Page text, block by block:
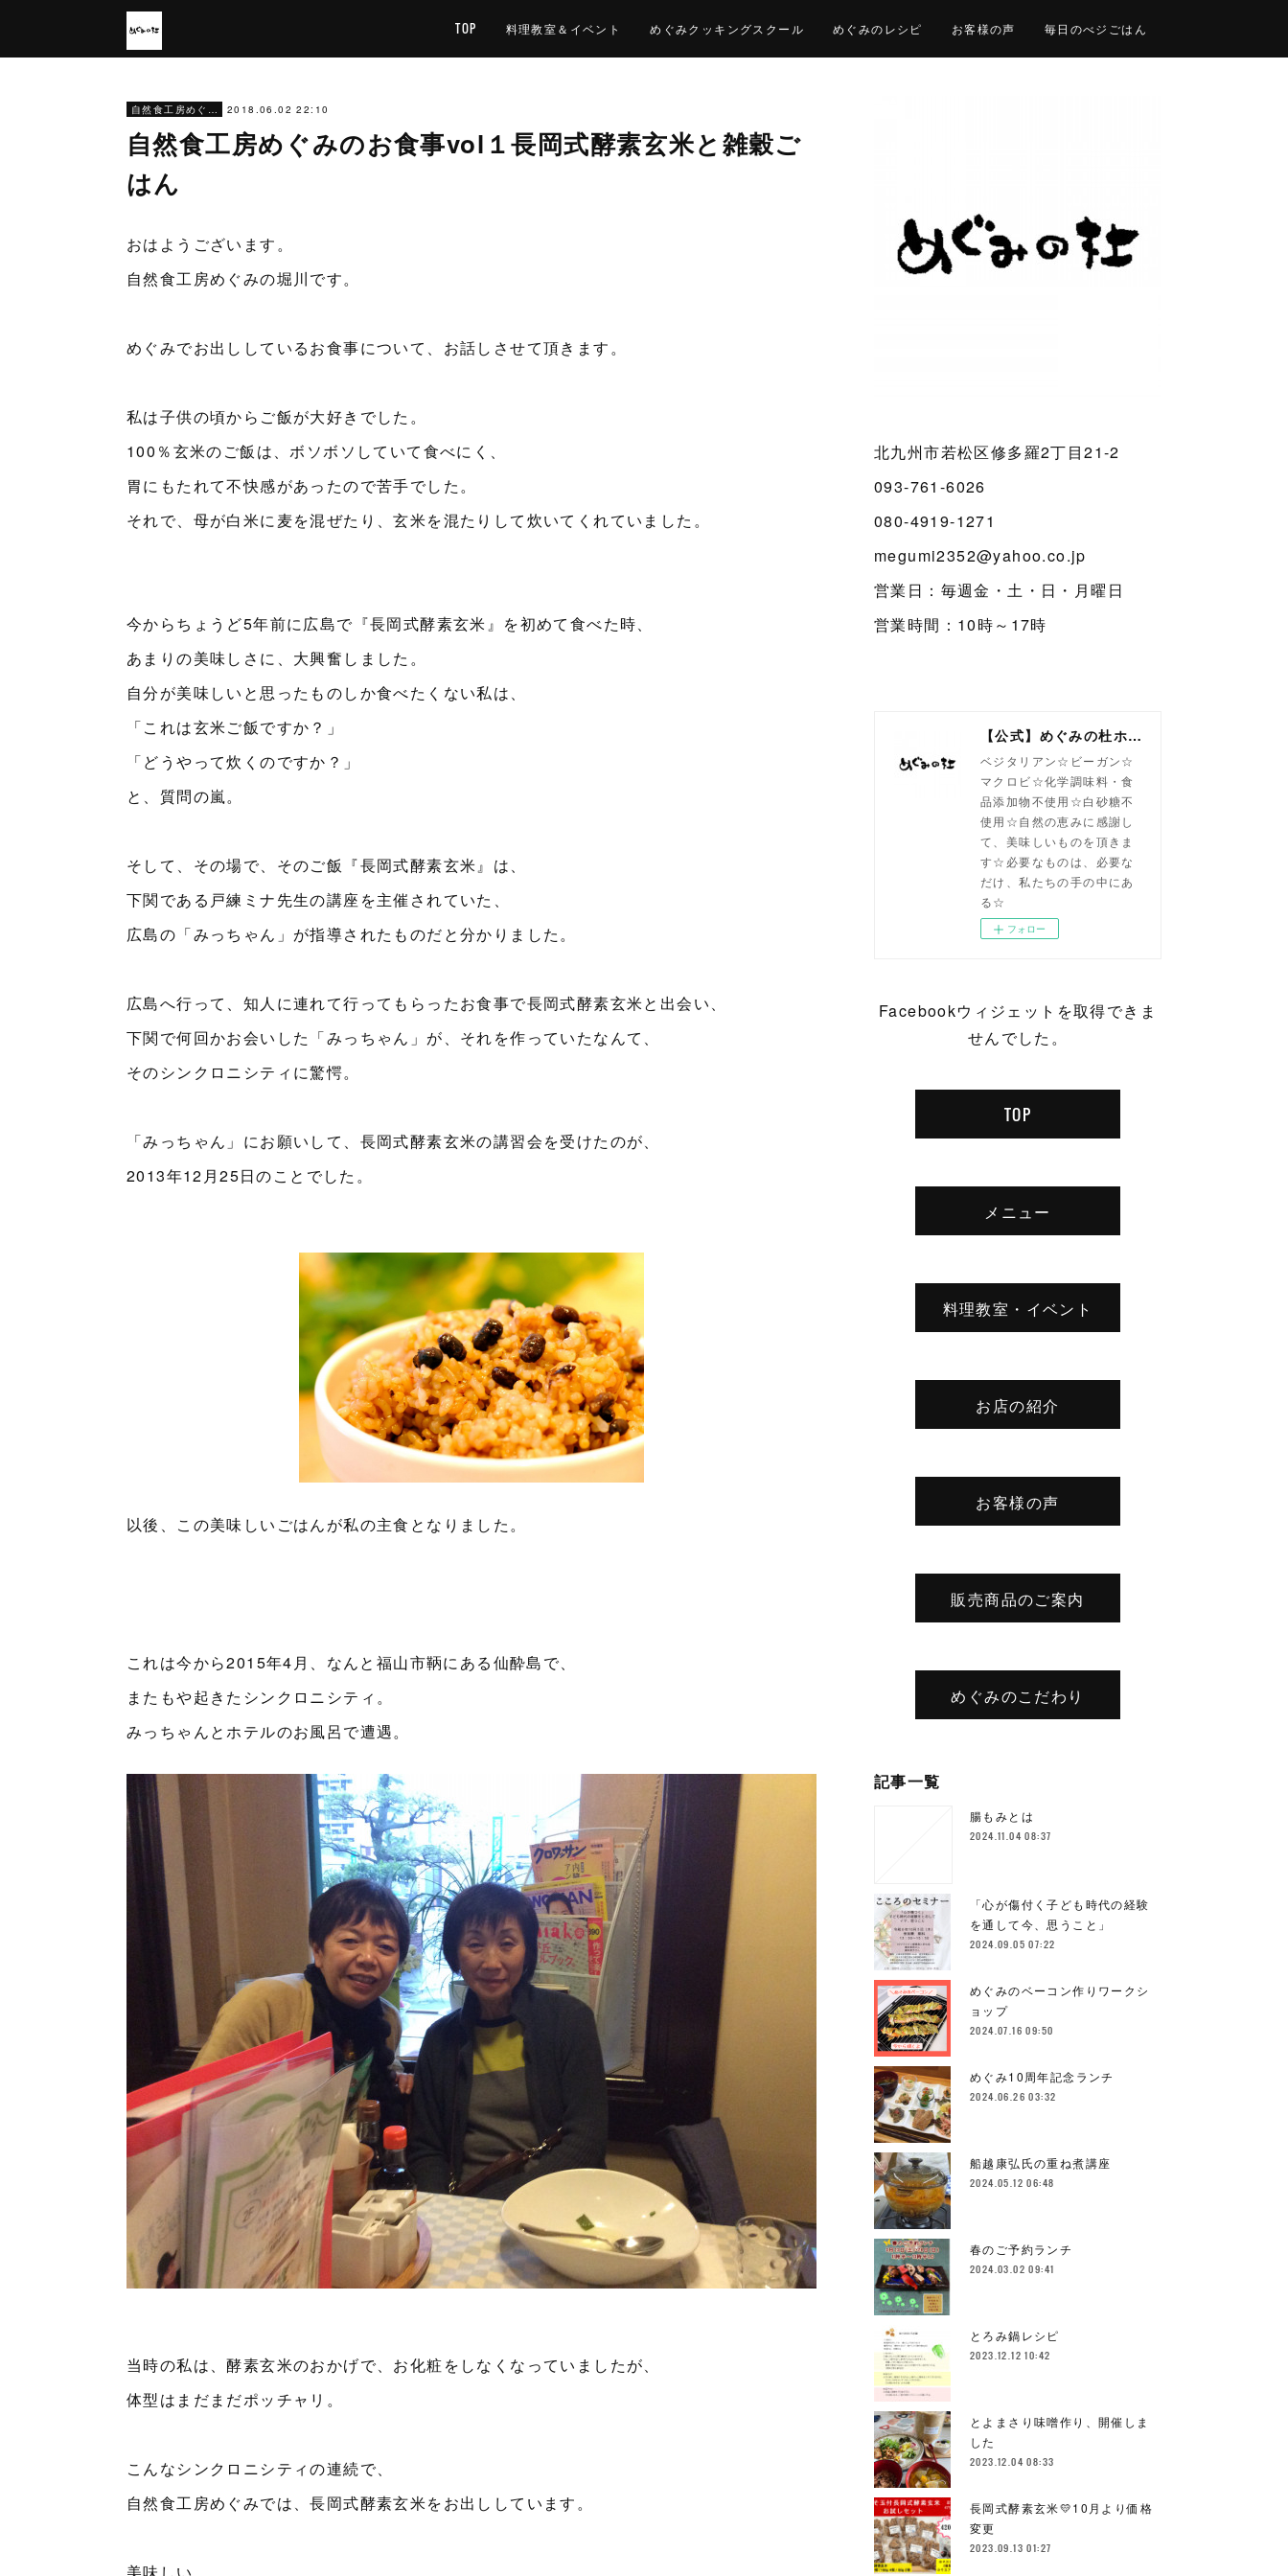
TOP 料理教室＆イベント めぐみクッキングスクール めぐみのレシピ お客様の声 毎日のべジごはん
自然食工房めぐみのお食事 2018.06.02 22:10
自然食工房めぐみのお食事vol１長岡式酵素玄米と雑穀ご
はん
おはようございます。
自然食工房めぐみの堀川です。
めぐみでお出ししているお食事について、お話しさせて頂きます。
私は子供の頃からご飯が大好きでした。
100％玄米のご飯は、ボソボソしていて食べにく、
胃にもたれて不快感があったので苦手でした。
それで、母が白米に麦を混ぜたり、玄米を混たりして炊いてくれていました。
今からちょうど5年前に広島で『長岡式酵素玄米』を初めて食べた時、
あまりの美味しさに、大興奮しました。
自分が美味しいと思ったものしか食べたくない私は、
「これは玄米ご飯ですか？」
「どうやって炊くのですか？」
と、質問の嵐。
そして、その場で、そのご飯『長岡式酵素玄米』は、
下関である戸練ミナ先生の講座を主催されていた、
広島の「みっちゃん」が指導されたものだと分かりました。
広島へ行って、知人に連れて行ってもらったお食事で長岡式酵素玄米と出会い、
下関で何回かお会いした「みっちゃん」が、それを作っていたなんて、
そのシンクロニシティに驚愕。
「みっちゃん」にお願いして、長岡式酵素玄米の講習会を受けたのが、
2013年12月25日のことでした。
以後、この美味しいごはんが私の主食となりました。
これは今から2015年4月、なんと福山市鞆にある仙酔島で、
またもや起きたシンクロニシティ。
みっちゃんとホテルのお風呂で遭遇。
当時の私は、酵素玄米のおかげで、お化粧をしなくなっていましたが、
体型はまだまだポッチャリ。
こんなシンクロニシティの連続で、
自然食工房めぐみでは、長岡式酵素玄米をお出ししています。
美味しい。
北九州市若松区修多羅2丁目21-2
093-761-6026
080-4919-1271
megumi2352@yahoo.co.jp
営業日：毎週金・土・日・月曜日
営業時間：10時～17時
【公式】めぐみの杜ホームページ(旧自然食工房）
ベジタリアン☆ビーガン☆
マクロビ☆化学調味料・食
品添加物不使用☆白砂糖不
使用☆自然の恵みに感謝し
て、美味しいものを頂きま
す☆必要なものは、必要な
だけ、私たちの手の中にあ
る☆
フォロー
Facebookウィジェットを取得できま
せんでした。
TOP
メニュー
料理教室・イベント
お店の紹介
お客様の声
販売商品のご案内
めぐみのこだわり
記事一覧
腸もみとは
2024.11.04 08:37
「心が傷付く子ども時代の経験
を通して今、思うこと」
2024.09.05 07:22
めぐみのベーコン作りワークシ
ョップ
2024.07.16 09:50
めぐみ10周年記念ランチ
2024.06.26 03:32
船越康弘氏の重ね煮講座
2024.05.12 06:48
春のご予約ランチ
2024.03.02 09:41
とろみ鍋レシピ
2023.12.12 10:42
とよまさり味噌作り、開催しま
した
2023.12.04 08:33
長岡式酵素玄米💛10月より価格
変更
2023.09.13 01:27